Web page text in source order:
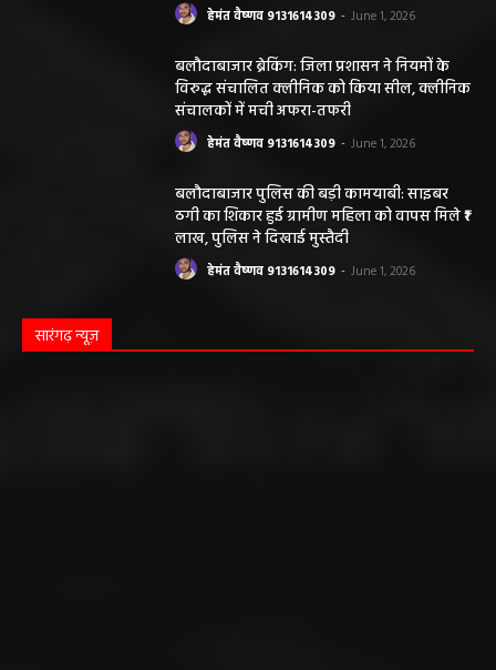
हेमंत वैष्णव 9131614309 - June 1, 2026
बलौदाबाजार ब्रेकिंग: जिला प्रशासन ने नियमों के
विरुद्ध संचालित क्लीनिक को किया सील, क्लीनिक
संचालकों में मची अफरा-तफरी
हेमंत वैष्णव 9131614309 - June 1, 2026
बलौदाबाजार पुलिस की बड़ी कामयाबी: साइबर
ठगी का शिकार हुई ग्रामीण महिला को वापस मिले ₹1
लाख, पुलिस ने दिखाई मुस्तैदी
हेमंत वैष्णव 9131614309 - June 1, 2026
सारंगढ़ न्यूज़